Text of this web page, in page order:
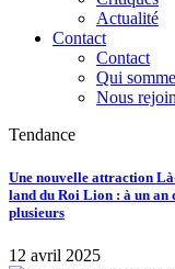
Actualité
Contact
Contact
Qui
Nous
Tendance
Une nouvelle attraction
land du Roi Lion : à un an
plusieurs
12 avril 2025